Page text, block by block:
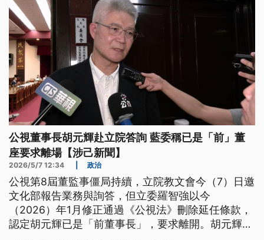
公視董事長胡元輝赴立院答詢 藍委稱已是「前」董
座要求離場【涉己新聞】
2026/5/7 12:34 政治
公視第8屆董監事僵局持續，立院教文會今（7）日邀
文化部報告業務與詢答，但立委羅智強以今
（2026）年1月修正通過《公視法》刪除延任條款，
認定胡元輝已是「前董事長」，要求離開。胡元輝走